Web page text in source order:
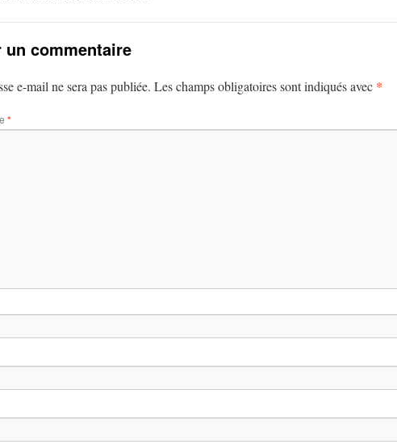
un commentaire
e-mail ne sera pas publiée. Les champs obligatoires sont indiqués avec *
*